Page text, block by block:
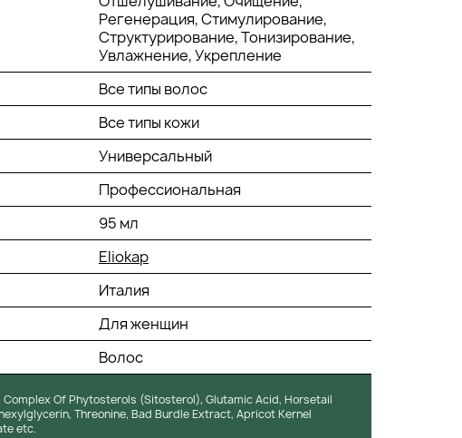
Регенерация, Стимулирование,
Структурирование, Тонизирование,
Увлажнение, Укрепление
Все типы волос
Все типы кожи
Универсальный
Профессиональная
95 мл
Eliokap
Италия
Для женщин
Волос
Of Phytosterols (Sitosterol), Glutamic Acid, Horsetail
Threonine, Bad Burdle Extract, Apricot Kernel
etc.